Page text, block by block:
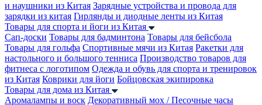
и наушники из Китая Зарядные устройства и провода для
зарядки из китая Гирлянды и диодные ленты из Китая
Товары для спорта и йоги из Китая
Сап-доски Товары для бадминтона Товары для бейсбола
Товары для гольфа Спортивные мячи из Китая Ракетки для
настольного и большого тенниса Производство товаров для
фитнеса с логотипом Одежда и обувь для спорта и тренировок
из Китая Коврики для йоги Бойцовская экипировка
Товары для дома из Китая
Аромалампы и воск Декоративный мох / Песочные часы